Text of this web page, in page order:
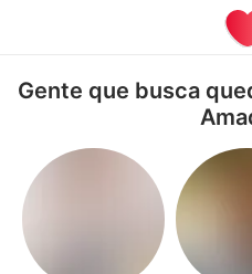
Gente que busca